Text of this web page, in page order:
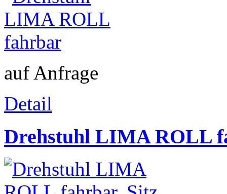
auf Anfrage
Detail
Drehstuhl LIMA ROLL